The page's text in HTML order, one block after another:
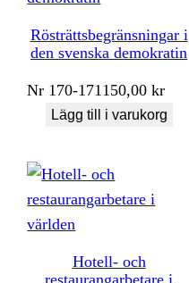
Rösträttsbegränsningar i
den svenska demokratin
Nr 170-171150,00kr
Lägg till i varukorg
Hotell- och
restaurangarbetare i